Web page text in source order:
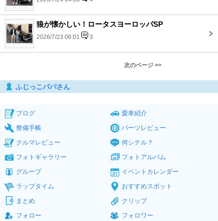
狼が懐かしい！ロータスヨーロッパSP
2026/7/23 06:01 3
次のページ >>
ふじっこパパさん
ブログ
愛車紹介
整備手帳
パーツレビュー
クルマレビュー
何シテル？
フォトギャラリー
フォトアルバム
グループ
イベントカレンダー
ラップタイム
おすすめスポット
まとめ
クリップ
フォロー
フォロワー